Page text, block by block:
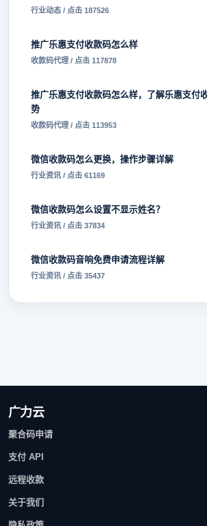
行业动态 / 点击 187526
推广乐惠支付收款码怎么样
收款码代理 / 点击 117878
推广乐惠支付收款码怎么样，了解乐惠支付
势
收款码代理 / 点击 113953
微信收款码怎么更换，操作步骤详解
行业资讯 / 点击 61169
微信收款码怎么设置不显示姓名？
行业资讯 / 点击 37834
微信收款码音响免费申请流程详解
行业资讯 / 点击 35437
广力云
聚合码申请
支付 API
远程收款
关于我们